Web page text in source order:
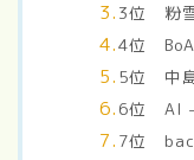
3位 粉
4位 BoA
5位 中島
6位 AI –
7位